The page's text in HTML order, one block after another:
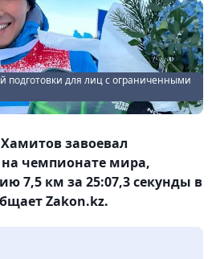
подготовки для лиц с ограниченными
завоевал
чемпионате мира,
7,5 км за 25:07,3 секунды в
Zakon.kz.